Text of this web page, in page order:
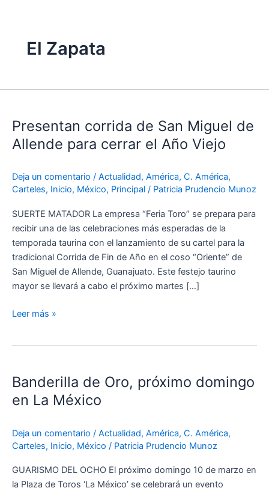
El Zapata
Presentan corrida de San Miguel de
Allende para cerrar el Año Viejo
Deja un comentario / Actualidad, América, C. América,
Carteles, Inicio, México, Principal / Patricia Prudencio Munoz
SUERTE MATADOR La empresa “Feria Toro” se prepara para
recibir una de las celebraciones más esperadas de la
temporada taurina con el lanzamiento de su cartel para la
tradicional Corrida de Fin de Año en el coso “Oriente” de
San Miguel de Allende, Guanajuato. Este festejo taurino
mayor se llevará a cabo el próximo martes […]
de
San
Allende
cerrar
el
Año
Viejo
Leer más »
Banderilla de Oro, próximo domingo
en La México
Deja un comentario / Actualidad, América, C. América,
Carteles, Inicio, México / Patricia Prudencio Munoz
GUARISMO DEL OCHO El próximo domingo 10 de marzo en
la Plaza de Toros ‘La México’ se celebrará un evento
Oro,
próximo
La